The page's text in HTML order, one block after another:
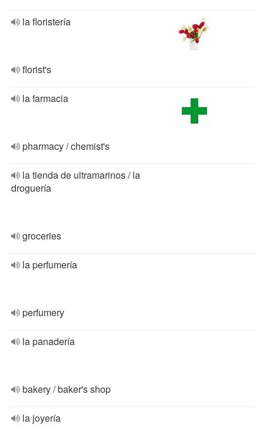
la floristería
florist's
la farmacia
pharmacy / chemist's
la tienda de ultramarinos / la
droguería
groceries
la perfumería
perfumery
la panadería
bakery / baker's shop
la joyería